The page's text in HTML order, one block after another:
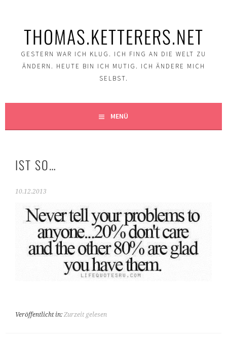
THOMAS.KETTERERS.NET
GESTERN WAR ICH KLUG. ICH FING AN DIE WELT ZU
ÄNDERN. HEUTE BIN ICH MUTIG. ICH ÄNDERE MICH
SELBST.
MENÜ
IST SO…
10.12.2013
Veröffentlicht in:Zurzeit gelesen